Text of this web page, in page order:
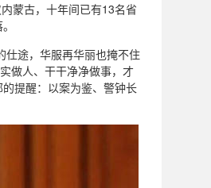
蒙古，十年间已有13名省
仕途，华服再华丽也掩不住
做人、干干净净做事，才
提醒：以案为鉴、警钟长